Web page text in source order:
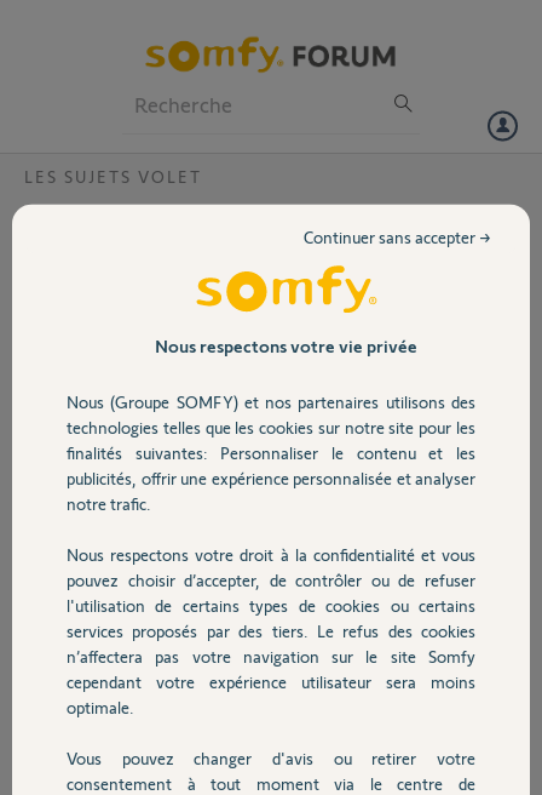
Volet
Sécurité
Domotique
Chauffage
Autres produits
Devis avec un pro
LES SUJETS VOLET
Barre palpeuse ROLLIXO io
Bonjour, je souhaiterai supprimer la barre palpeuse ! cela est-il
possible ? si oui comment ? je vous remercie.
Roger E.
il y a presque 2 ans
Participer au fil de discussion
Réponses
Non c'est impossible.
La palpeuse est obligatoire depuis 2018 et les récepteurs l'intègrent
intrinsèquement.
Charly il y a presque 2 ans
Nous respectons votre vie privée
Nous (Groupe SOMFY) et nos partenaires utilisons des
technologies telles que les cookies sur notre site pour les
finalités suivantes: Personnaliser le contenu et les
publicités, offrir une expérience personnalisée et analyser
notre trafic.
Nous respectons votre droit à la confidentialité et vous
pouvez choisir d’accepter, de contrôler ou de refuser
l'utilisation de certains types de cookies ou certains
services proposés par des tiers. Le refus des cookies
n’affectera pas votre navigation sur le site Somfy
cependant votre expérience utilisateur sera moins
optimale.
Vous pouvez changer d'avis ou retirer votre
consentement à tout moment via le centre de
Continuer sans accepter →